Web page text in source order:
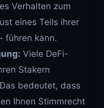
Verhalten zum
eines Teils ihrer
führen kann.
Viele DeFi-
Stakern
bedeutet, dass
Ihnen Stimmrecht